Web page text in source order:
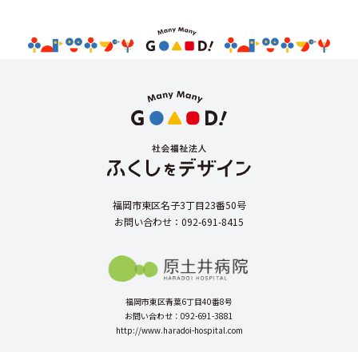
福岡市東区名子3丁目23番50号
お問い合わせ：092-691-8415
福岡市東区青葉6丁目40番8号
お問い合わせ：092-691-3881
http://www.haradoi-hospital.com